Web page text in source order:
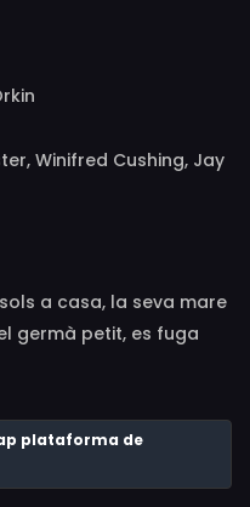
Winifred Cushing, Jay
DeCanio, Ruth
a casa, la seva mare
germà petit, es fuga
germà gran Lennie i els
comès un crim, matar
un tren i se'n va a
un món ideal, però no li
l’està buscant per
plataforma de